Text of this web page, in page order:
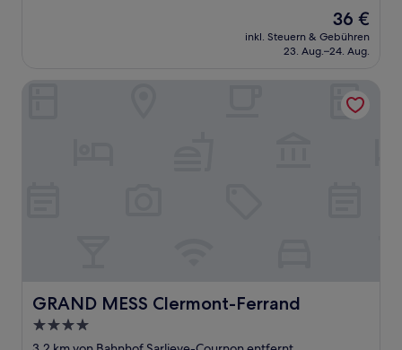
Der
Preis
beträgt
36 €
inkl. Steuern & Gebühren
23. Aug.–24. Aug.
GRAND MESS Clermont-Ferrand
GRAND MESS Clermont-Ferrand
4.0-
Sterne-